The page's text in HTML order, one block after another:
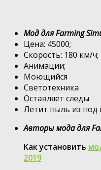
Мод для Farming
Цена: 45000;
Скорость: 180 км/ч;
Анимации;
Моющийся
Светотехника
Оставляет следы
Летит пыль из под
Авторы мода для
Как установить
2019